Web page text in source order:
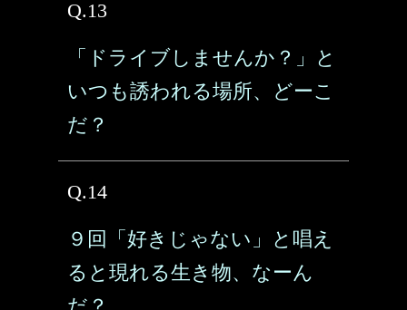
Q.13
「ドライブしませんか？」と
いつも誘われる場所、どーこ
だ？
Q.14
９回「好きじゃない」と唱え
ると現れる生き物、なーん